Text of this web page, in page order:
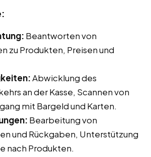
Beantworten von
zu Produkten, Preisen und
Abwicklung des
an der Kasse, Scannen von
mit Bargeld und Karten.
Bearbeitung von
und Rückgaben, Unterstützung
nach Produkten.